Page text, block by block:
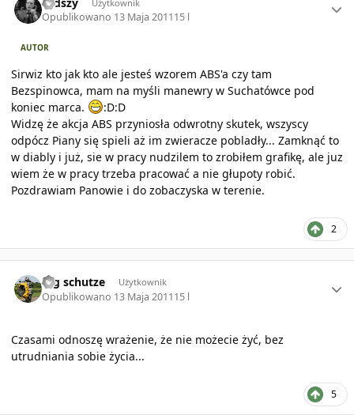
Użytkownik
Opublikowano 13 Maja 201115 l
AUTOR
Sirwiz kto jak kto ale jesteś wzorem ABS'a czy tam
Bezspinowca, mam na myśli manewry w Suchatówce pod
koniec marca.
:D:D
Widzę że akcja ABS przyniosła odwrotny skutek, wszyscy
odpócz Piany się spieli aż im zwieracze pobladły... Zamknąć to
w diably i już, sie w pracy nudzilem to zrobiłem grafikę, ale juz
wiem że w pracy trzeba pracować a nie głupoty robić.
Pozdrawiam Panowie i do zobaczyska w terenie.
2
mg schutze Użytkownik
Opublikowano 13 Maja 201115 l
Czasami odnoszę wrażenie, że nie możecie żyć, bez
utrudniania sobie życia...
5